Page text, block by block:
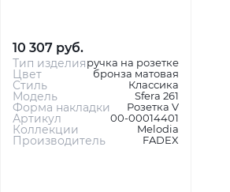
10 307 руб.
Тип изделияручка на розетке
Цвет бронза матовая
Стиль Классика
Модель Sfera 261
Форма накладки Розетка V
Артикул 00-00014401
Коллекции Melodia
Производитель FADEX